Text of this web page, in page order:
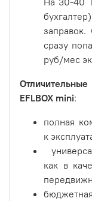
сразу
руб/мес
EFLBOX mini:
полная
к
как в